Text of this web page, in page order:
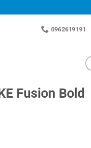
0962619191
Fusion Bold